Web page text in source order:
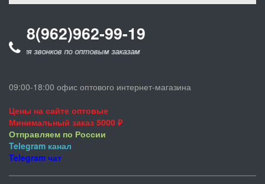
8(962)962-99-19
для звонков по оптовым заказам
09:00-18:00 офис оптового интернет-магазина
Цены на сайте оптовые
Минимальный заказ 5000 ₽
Отправляем по России
Telegram канал
Telegram чат